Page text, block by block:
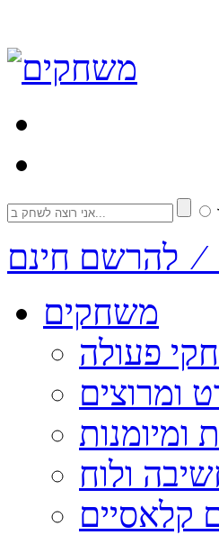
להרשם חינם
משחקים
פעולה
ומרוצים
ומיומנות
ולוח
קלאסיים